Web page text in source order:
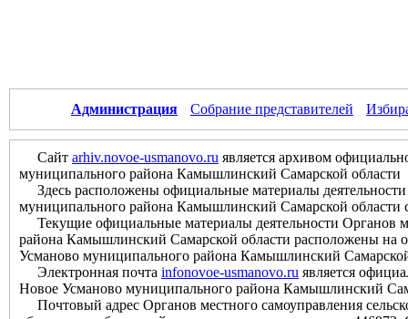
Администрация Собрание представителей
Сайт arhiv.novoe-usmanovo.ru является архивом
муниципального района Камышлинский Самарской области
Здесь расположены официальные материалы
муниципального района Камышлинский Самарской области
Текущие официальные материалы деятельности Органов
района Камышлинский Самарской области расположены на
Усманово муниципального района Камышлинский
Электронная почта infonovoe-usmanovo.ru является
Новое Усманово муниципального района Камышлинский
Почтовый адрес Органов местного самоуправления